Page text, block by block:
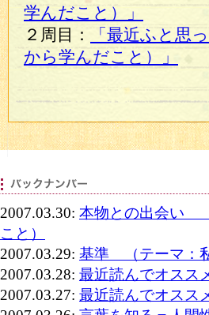
学んだこと）」
２周目：
「最近ふと思
から学んだこと）」
2007.03.30: 本物との出会い
こと）
2007.03.29: 基準 （テーマ：
2007.03.28: 最近読んでオスス
2007.03.27: 最近読んでオスス